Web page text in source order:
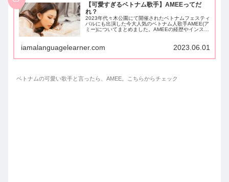
【可愛すぎるベトナム歌手】AMEEってだ
れ？
2023年代々木公園にて開催されたベトナムフェスティ
バルにも出演した今大人気のベトナム人歌手AMEE(ア
ミー)についてまとめました。AMEEの経歴やインスタ
iamalanguagelearner.com 2023.06.01
ベトナムの可愛い歌手と言ったら、AMEE。こちらからチェック